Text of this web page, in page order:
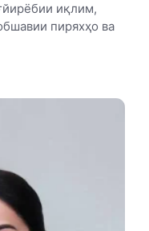
иқлим,
пиряхҳо ва